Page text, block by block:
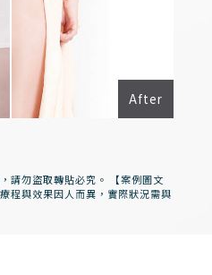
After
請勿盜取轉貼必究。 【案例圖文
程與效果因人而異，實際狀況需與